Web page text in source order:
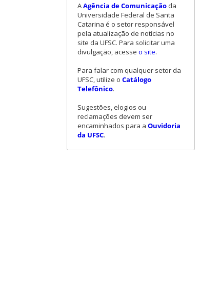
AAgência de Comunicação da
Universidade Federal de Santa
Catarina é o setor responsável
pela atualização de notícias no
site da UFSC. Para solicitar uma
divulgação, acesse o site.
Para falar com qualquer setor da
UFSC, utilize o Catálogo
Telefônico.
Sugestões, elogios ou
reclamações devem ser
encaminhados para a Ouvidoria
da UFSC.